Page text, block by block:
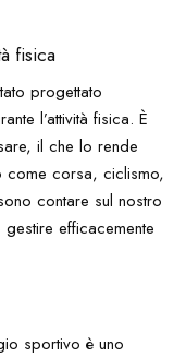
fisica
progettato
l’attività fisica. È
il che lo rende
come corsa, ciclismo,
contare sul nostro
efficacemente
sportivo è uno